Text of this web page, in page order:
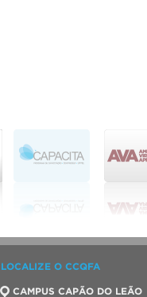
LOCALIZE O CCQFA
CAMPUS CAPÃO DO LEÃO